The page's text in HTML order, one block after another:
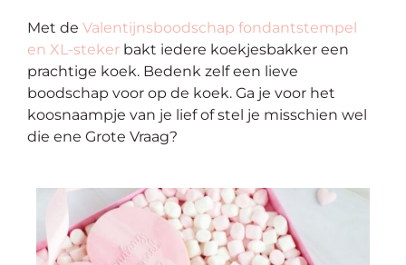
Met de Valentijnsboodschap fondantstempel
en XL-steker bakt iedere koekjesbakker een
prachtige koek. Bedenk zelf een lieve
boodschap voor op de koek. Ga je voor het
koosnaampje van je lief of stel je misschien wel
die ene Grote Vraag?